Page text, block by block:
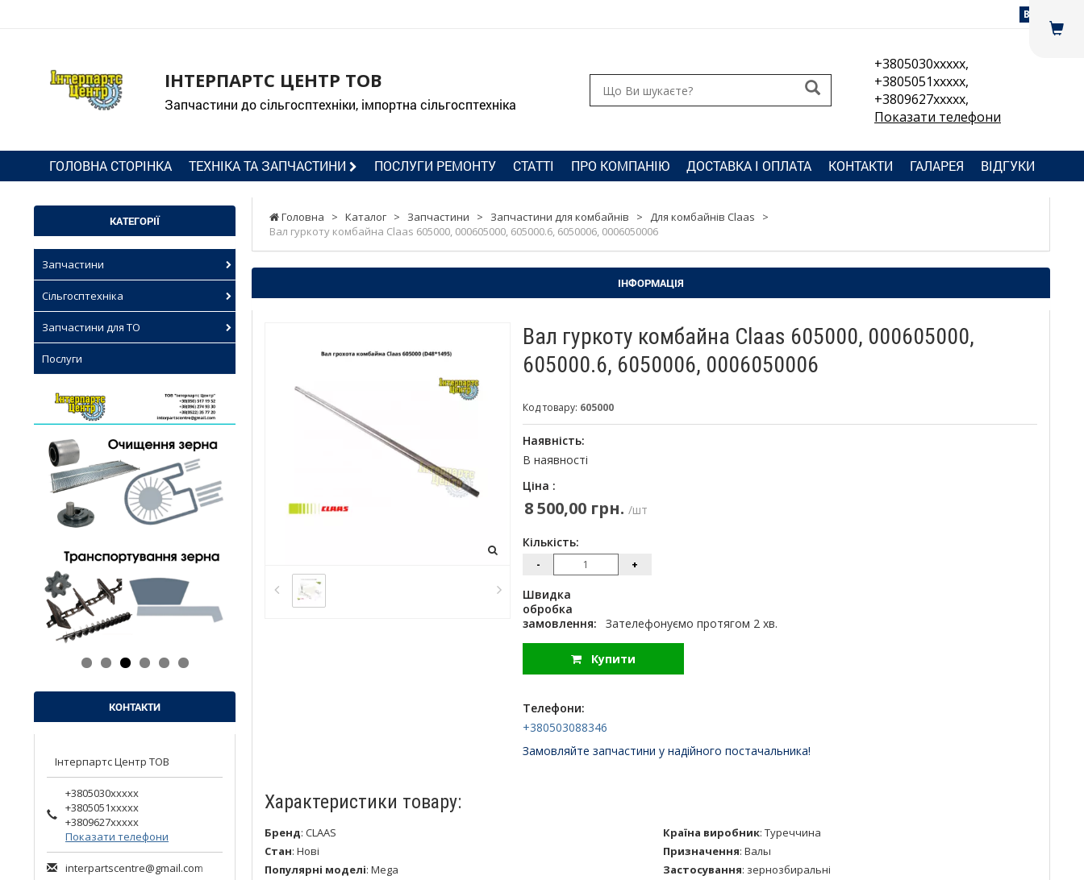
Вхід
ІНТЕРПАРТС ЦЕНТР ТОВ
Запчастини до сільгосптехніки, імпортна сільгосптехніка
+3805030xxxxx,
+3805051xxxxx,
+3809627xxxxx,
Показати телефони
ГОЛОВНА СТОРІНКА ТЕХНІКА ТА ЗАПЧАСТИНИ ПОСЛУГИ РЕМОНТУ СТАТТІ ПРО КОМПАНІЮ ДОСТАВКА І ОПЛАТА КОНТАКТИ ГАЛАРЕЯ ВІДГУКИ
Головна > Каталог > Запчастини > Запчастини для комбайнів > Для комбайнів Claas
>
Вал гуркоту комбайна Claas 605000, 000605000, 605000.6, 6050006, 0006050006
ІНФОРМАЦІЯ
Вал гуркоту комбайна Claas 605000, 000605000,
605000.6, 6050006, 0006050006
Код товару: 605000
Наявність:
В наявності
Ціна :
8 500,00 грн. /шт
Кількість:
- +
Швидка
обробка
замовлення:
Зателефонуємо протягом 2 хв.
Купити
Телефони:
+380503088346
Замовляйте запчастини у надійного постачальника!
Характеристики товару:
Бренд: CLAAS Країна виробник: Туреччина
Стан: Нові Призначення: Валы
Популярні моделі: Mega Застосування: зернозбиральні
КАТЕГОРІЇ
Запчастини
Сільгосптехніка
Запчастини для ТО
Послуги
КОНТАКТИ
Інтерпартс Центр ТОВ
+3805030xxxxx
+3805051xxxxx
+3809627xxxxx
Показати телефони
interpartscentre@gmail.com